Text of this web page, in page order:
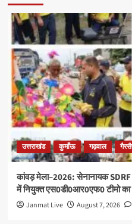
उत्तराखंड कुमाँऊ गढ़वाल
कांवड़ मेला–2026: सेनानायक SDRF
में नियुक्त एस0डी0आर0एफ0 टीमो का
Janmat Live August 7, 2026